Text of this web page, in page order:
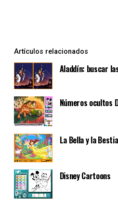
Artículos relacionados
Aladdín: buscar
Números ocultos
La Bella y la
Disney Cartoons